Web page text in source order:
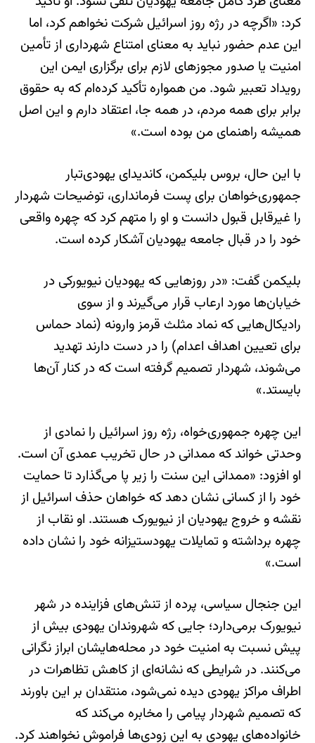
کرد: «اگرچه در رژه روز اسرائیل شرکت نخواهم کرد، اما
این عدم حضور نباید به معنای امتناع شهرداری از تأمین
امنیت یا صدور مجوزهای لازم برای برگزاری ایمن این
رویداد تعبیر شود. من همواره تأکید کرده‌ام که به حقوق
برابر برای همه مردم، در همه جا، اعتقاد دارم و این اصل
همیشه راهنمای من بوده است.»
با این حال، بروس بلیکمن، کاندیدای یهودی‌تبار
جمهوری‌خواهان برای پست فرمانداری، توضیحات شهردار
را غیرقابل قبول دانست و او را متهم کرد که چهره واقعی
خود را در قبال جامعه یهودیان آشکار کرده است.
بلیکمن گفت: «در روزهایی که یهودیان نیویورکی در
خیابان‌ها مورد ارعاب قرار می‌گیرند و از سوی
رادیکال‌هایی که نماد مثلث قرمز وارونه (نماد حماس
برای تعیین اهداف اعدام) را در دست دارند تهدید
می‌شوند، شهردار تصمیم گرفته است که در کنار آن‌ها
بایستد.»
این چهره جمهوری‌خواه، رژه روز اسرائیل را نمادی از
وحدتی خواند که ممدانی در حال تخریب عمدی آن است.
او افزود: «ممدانی این سنت را زیر پا می‌گذارد تا حمایت
خود را از کسانی نشان دهد که خواهان حذف اسرائیل از
نقشه و خروج یهودیان از نیویورک هستند. او نقاب از
چهره برداشته و تمایلات یهودستیزانه خود را نشان داده
است.»
این جنجال سیاسی، پرده از تنش‌های فزاینده در شهر
نیویورک برمی‌دارد؛ جایی که شهروندان یهودی بیش از
پیش نسبت به امنیت خود در محله‌هایشان ابراز نگرانی
می‌کنند. در شرایطی که نشانه‌ای از کاهش تظاهرات در
اطراف مراکز یهودی دیده نمی‌شود، منتقدان بر این باورند
که تصمیم شهردار پیامی را مخابره می‌کند که
خانواده‌های یهودی به این زودی‌ها فراموش نخواهند کرد.